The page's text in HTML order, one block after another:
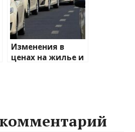
Изменения в
ценах на жилье и